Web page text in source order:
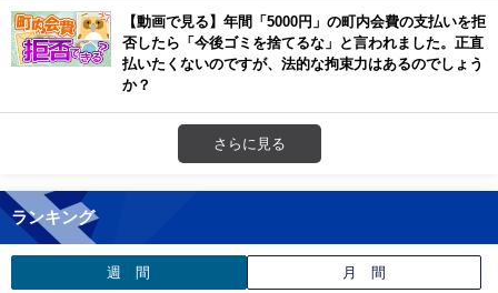
【動画で見る】年間「5000円」の町内会費の支払いを拒
否したら「今後ゴミを捨てるな」と言われました。正直
払いたくないのですが、法的な拘束力はあるのでしょう
か？
さらに見る
ランキング
週 間 月 間